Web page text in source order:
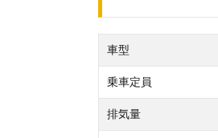
車型
乗車定員
排気量